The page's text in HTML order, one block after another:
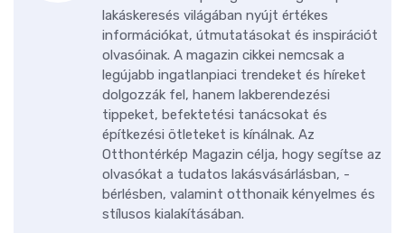
lakáskeresés világában nyújt értékes
információkat, útmutatásokat és inspirációt
olvasóinak. A magazin cikkei nemcsak a
legújabb ingatlanpiaci trendeket és híreket
dolgozzák fel, hanem lakberendezési
tippeket, befektetési tanácsokat és
építkezési ötleteket is kínálnak. Az
Otthontérkép Magazin célja, hogy segítse az
olvasókat a tudatos lakásvásárlásban, -
bérlésben, valamint otthonaik kényelmes és
stílusos kialakításában.